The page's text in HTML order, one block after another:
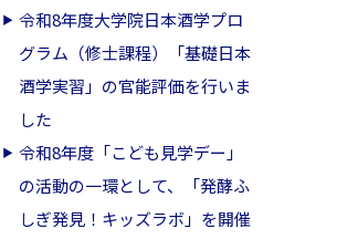
令和8年度大学院日本酒学プロ
グラム（修士課程）「基礎日本
酒学実習」の官能評価を行いま
した
令和8年度「こども見学デー」
の活動の一環として、「発酵ふ
しぎ発見！キッズラボ」を開催